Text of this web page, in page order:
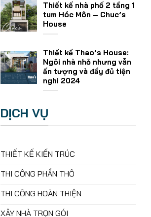
Thiết kế nhà phố 2 tầng 1
tum Hóc Môn – Chuc’s
House
Thiết kế Thao’s House:
Ngôi nhà nhỏ nhưng vẫn
ấn tượng và đầy đủ tiện
nghi 2024
DỊCH VỤ
THIẾT KẾ KIẾN TRÚC
THI CÔNG PHẦN THÔ
THI CÔNG HOÀN THIỆN
XÂY NHÀ TRỌN GÓI